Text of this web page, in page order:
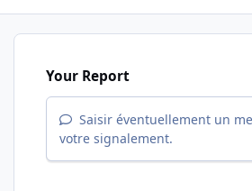
Your Report
Saisir éventuellement un
votre signalement.